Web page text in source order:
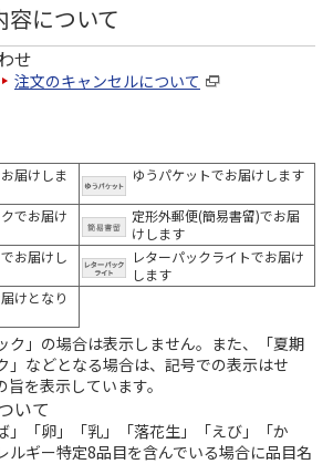
容について
せ
注文のキャンセルについて
届けしま
ゆうパケットでお届けします
でお届け
定形外郵便(簡易書留)でお届
けします
お届けし
レターパックライトでお届け
します
けとなり
ク」の場合は表示しません。また、「夏期
」などとなる場合は、記号での表示はせ
を表示しています。
いて
」「卵」「乳」「落花生」「えび」「か
ルギー特定8品目を含んでいる場合に品目名